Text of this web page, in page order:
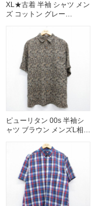
XL★古着 半袖 シャツ メン
ズ コットン グレー
ピューリタン 00s 半袖シ
ャツ ブラウン メンズL相当